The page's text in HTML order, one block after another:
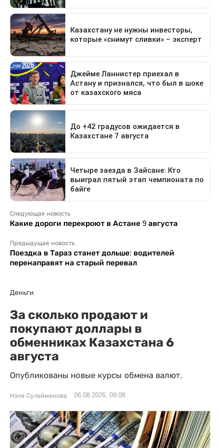
Следующая новость
Какие дороги перекроют в Астане 9 августа
Предыдущая новость
Поездка в Тараз станет дольше: водителей
перенаправят на старый перевал
Деньги
За сколько продают и
покупают доллары в
обменниках Казахстана 6
августа
Опубликованы новые курсы обмена валют.
Нэля Сулейменова 06.08.2026, 09:08